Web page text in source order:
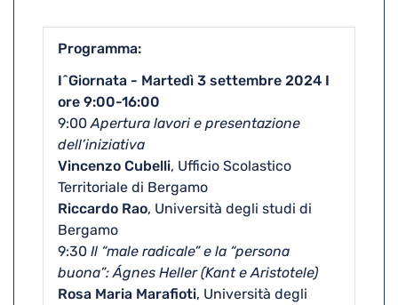
Programma
I^Giornata - Martedì 3 settembre 2024 I
ore 9:00-16:00
9:00 Apertura lavori e presentazione
dell’iniziativa
Vincenzo Cubelli, Ufficio Scolastico
Territoriale di Bergamo
Riccardo Rao, Università degli studi di
Bergamo
9:30 Il “male radicale” e la “persona
buona”: Ágnes Heller (Kant e Aristotele)
Rosa Maria Marafioti, Università degli